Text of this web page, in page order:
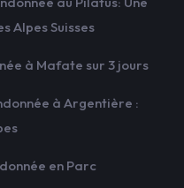
Alpes Suisses
à Mafate sur 3 jours
à Argentière :
en Parc